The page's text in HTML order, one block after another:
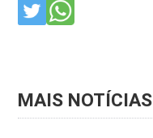
MAIS NOTÍCIAS